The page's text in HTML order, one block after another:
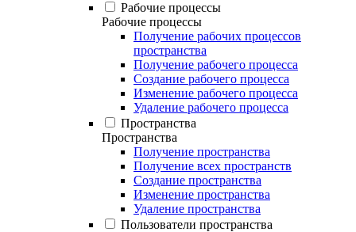
Рабочие процессы
Рабочие процессы
Получение рабочих процессов
пространства
Получение рабочего процесса
Создание рабочего процесса
Изменение рабочего процесса
Удаление рабочего процесса
Пространства
Пространства
Получение пространства
Получение всех пространств
Создание пространства
Изменение пространства
Удаление пространства
Пользователи пространства